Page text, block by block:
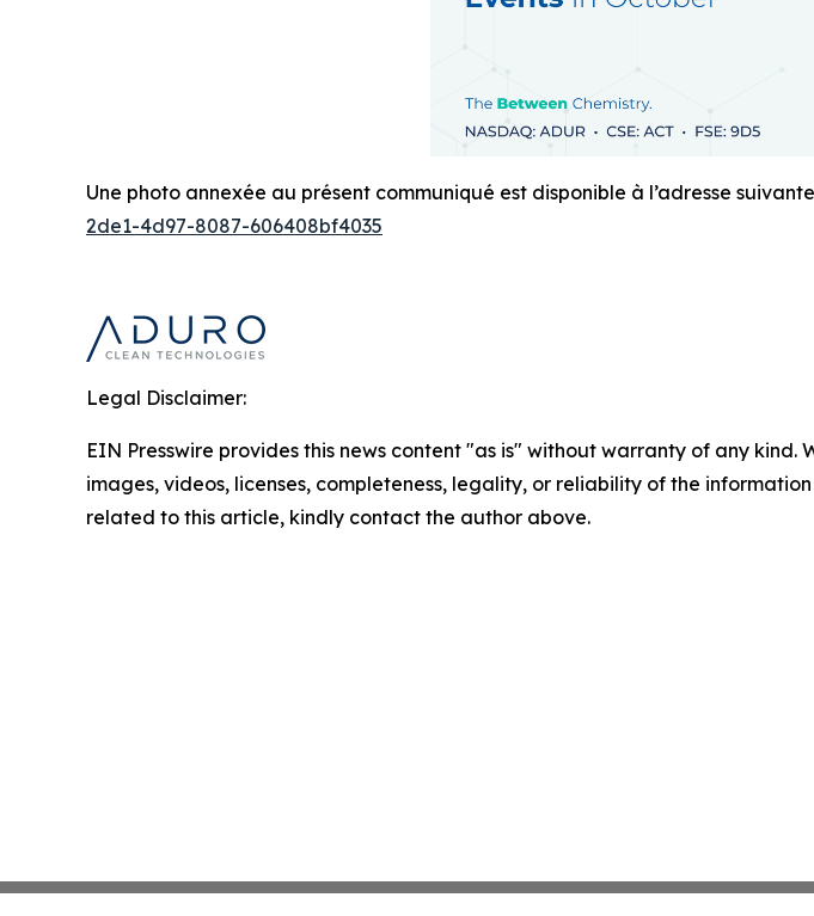
Une photo annexée au présent communiqué est disponible à l’adresse
2de1-4d97-8087-606408bf4035
Legal Disclaimer:
EIN Presswire provides this news content "as is" without warranty of any
images, videos, licenses, completeness, legality, or reliability of the
related to this article, kindly contact the author above.